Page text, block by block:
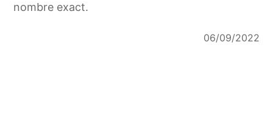
nombre exact.
06/09/2022